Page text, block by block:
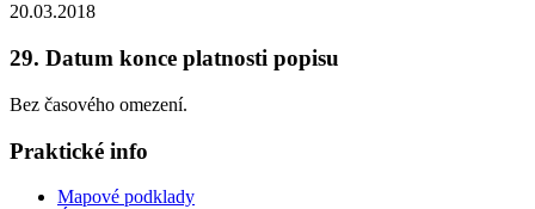
20.03.2018
29. Datum konce platnosti popisu
Bez časového omezení.
Praktické info
Mapové podklady